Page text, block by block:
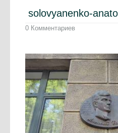
solovyanenko-
0 Комментариев